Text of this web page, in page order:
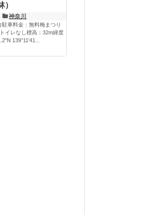
）
神奈川
駐車料金：無料梅まつり
イレなし標高：32m緯度
139°11'41...